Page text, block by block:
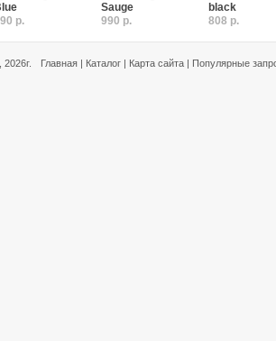
р.
Sauge
990 р.
black
808 р.
, 2026г. Главная | Каталог | Карта сайта | Популярные